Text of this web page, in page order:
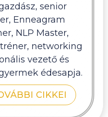
senior
Enneagram
NLP Master,
tréner, networking
vezető és
édesapja.
CIKKEI